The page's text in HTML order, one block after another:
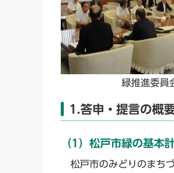
緑推進委員
1.答申・提言の概
（1）松戸市緑の基本
松戸市のみどりのまち